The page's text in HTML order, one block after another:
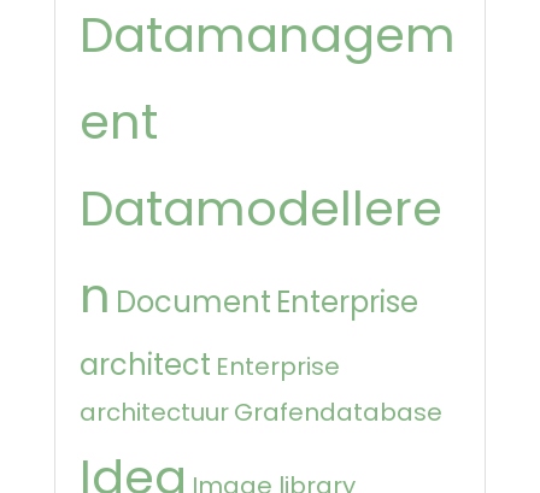
Datamanagem
ent
Datamodellere
n Document Enterprise
architect Enterprise
architectuurGrafendatabase
Idea Image library